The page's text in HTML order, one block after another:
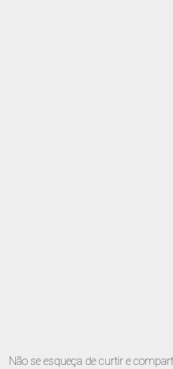
Não se esqueça de curtir e